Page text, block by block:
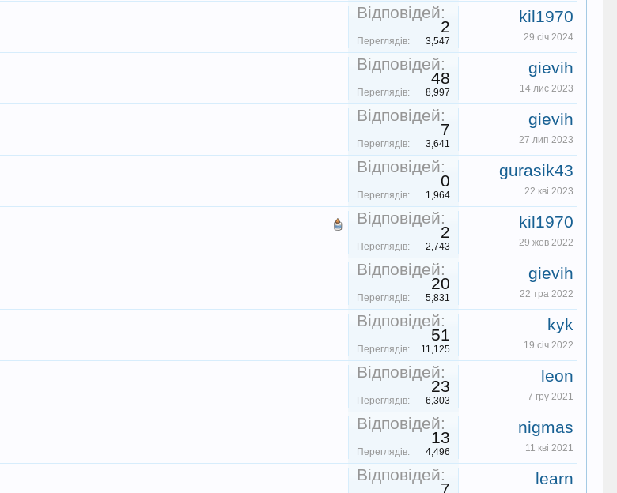
Відповідей:
2
Переглядів: 3,547
kil1970
29 січ 2024
Відповідей:
48
Переглядів: 8,997
gievih
14 лис 2023
Відповідей:
7
Переглядів: 3,641
gievih
27 лип 2023
Відповідей:
0
Переглядів: 1,964
gurasik43
22 кві 2023
Відповідей:
2
Переглядів: 2,743
kil1970
29 жов 2022
Відповідей:
20
Переглядів: 5,831
gievih
22 тра 2022
Відповідей:
51
Переглядів: 11,125
kyk
19 січ 2022
Відповідей:
23
Переглядів: 6,303
leon
7 гру 2021
Відповідей:
13
Переглядів: 4,496
nigmas
11 кві 2021
Відповідей:
7
learn